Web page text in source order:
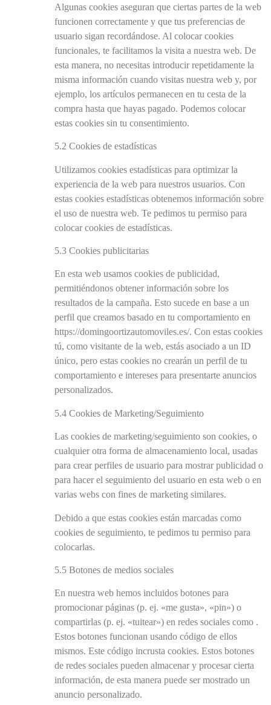
Algunas cookies aseguran que ciertas partes de la web
funcionen correctamente y que tus preferencias de
usuario sigan recordándose. Al colocar cookies
funcionales, te facilitamos la visita a nuestra web. De
esta manera, no necesitas introducir repetidamente la
misma información cuando visitas nuestra web y, por
ejemplo, los artículos permanecen en tu cesta de la
compra hasta que hayas pagado. Podemos colocar
estas cookies sin tu consentimiento.
5.2 Cookies de estadísticas
Utilizamos cookies estadísticas para optimizar la
experiencia de la web para nuestros usuarios. Con
estas cookies estadísticas obtenemos información sobre
el uso de nuestra web. Te pedimos tu permiso para
colocar cookies de estadísticas.
5.3 Cookies publicitarias
En esta web usamos cookies de publicidad,
permitiéndonos obtener información sobre los
resultados de la campaña. Esto sucede en base a un
perfil que creamos basado en tu comportamiento en
https://domingoortizautomoviles.es/. Con estas cookies
tú, como visitante de la web, estás asociado a un ID
único, pero estas cookies no crearán un perfil de tu
comportamiento e intereses para presentarte anuncios
personalizados.
5.4 Cookies de Marketing/Seguimiento
Las cookies de marketing/seguimiento son cookies, o
cualquier otra forma de almacenamiento local, usadas
para crear perfiles de usuario para mostrar publicidad o
para hacer el seguimiento del usuario en esta web o en
varias webs con fines de marketing similares.
Debido a que estas cookies están marcadas como
cookies de seguimiento, te pedimos tu permiso para
colocarlas.
5.5 Botones de medios sociales
En nuestra web hemos incluidos botones para
promocionar páginas (p. ej. «me gusta», «pin») o
compartirlas (p. ej. «tuitear») en redes sociales como .
Estos botones funcionan usando código de ellos
mismos. Este código incrusta cookies. Estos botones
de redes sociales pueden almacenar y procesar cierta
información, de esta manera puede ser mostrado un
anuncio personalizado.